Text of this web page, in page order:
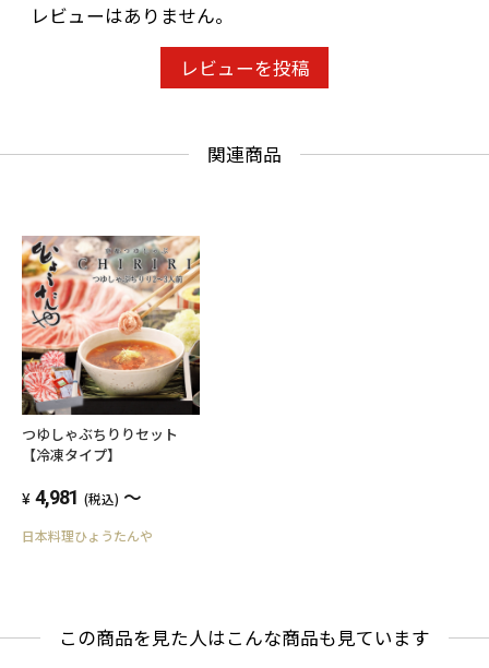
レビューはありません。
レビューを投稿
関連商品
つゆしゃぶちりりセット
【冷凍タイプ】
4,981 (税込) ～
日本料理ひょうたんや
この商品を見た人はこんな商品も見ています